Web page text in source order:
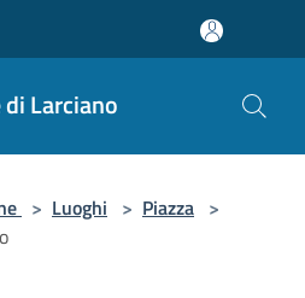
Larciano
> Luoghi > Piazza >